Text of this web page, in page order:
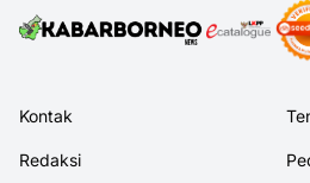
Kontak
Redaksi